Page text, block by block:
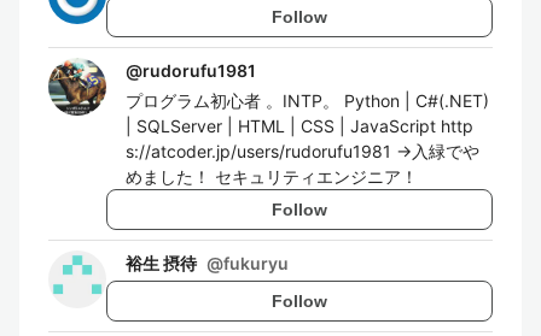
Follow
@rudorufu1981
プログラム初心者 。INTP。 Python | C#(.NET)
| SQLServer | HTML | CSS | JavaScript http
s://atcoder.jp/users/rudorufu1981 →入緑でや
めました！ セキュリティエンジニア！
Follow
裕生 摂待 @fukuryu
Follow